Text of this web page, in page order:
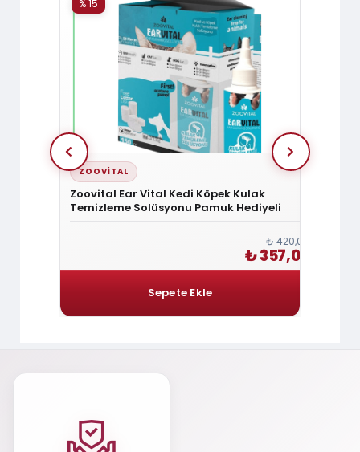
ZOOVITAL
Zoovital Ear Vital Kedi Köpek Kulak
Temizleme Solüsyonu Pamuk Hediyeli
% 15
₺ 420,00
₺ 357,00